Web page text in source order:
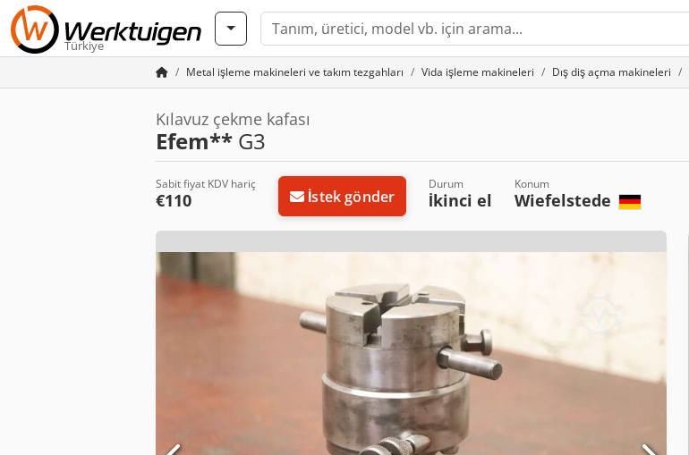
Türkiye
Metal işleme makineleri ve takım tezgahları Vida işleme makineleri Dış diş açma makineleri
Kılavuz çekme kafası
Efem** G3
Sabit fiyat KDV hariç
€110 İstek gönder
Durum
İkinci el
Konum
Wiefelstede